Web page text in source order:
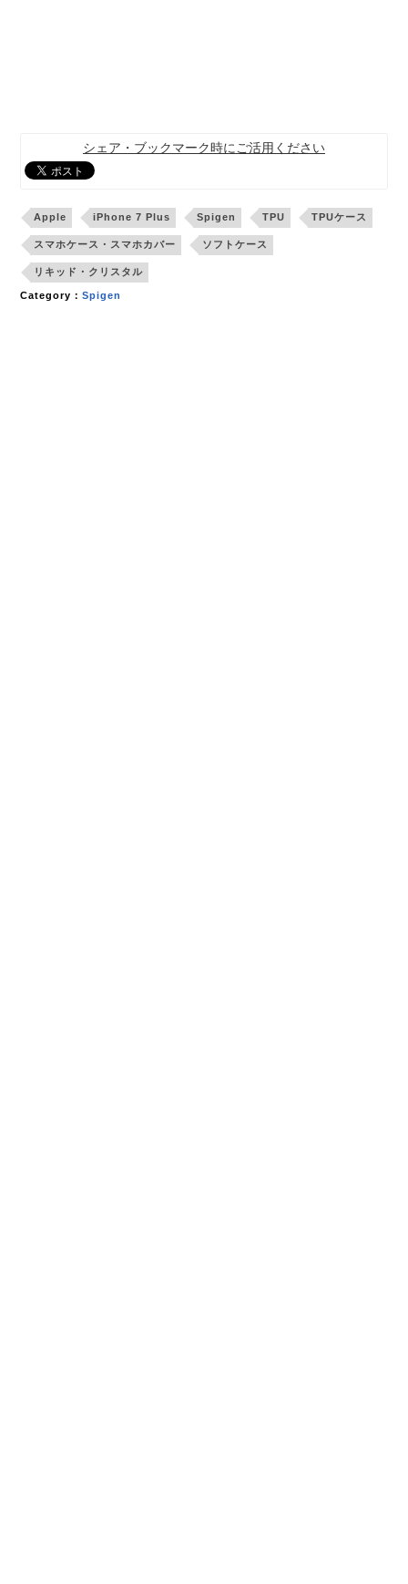
シェア・ブックマーク時にご活用ください
Apple iPhone 7 Plus Spigen TPU TPUケース
スマホケース・スマホカバー ソフトケース
リキッド・クリスタル
Category：Spigen